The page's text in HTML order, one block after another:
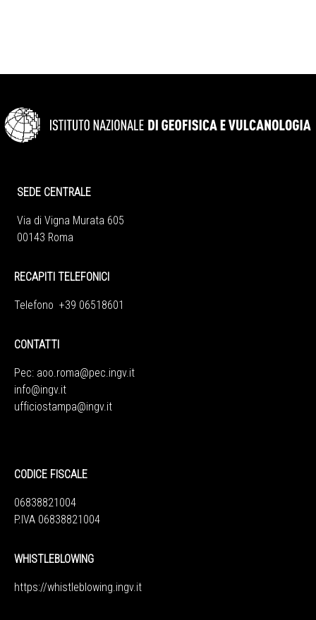
SEDE CENTRALE
Via di Vigna Murata 605
00143 Roma
RECAPITI TELEFONICI
Telefono +39 06518601
CONTATTI
Pec: aoo.roma@pec.ingv.it
info@ingv.it
ufficiostampa@ingv.it
CODICE FISCALE
06838821004
P.IVA 06838821004
WHISTLEBLOWING
https://whistleblowing.ingv.it